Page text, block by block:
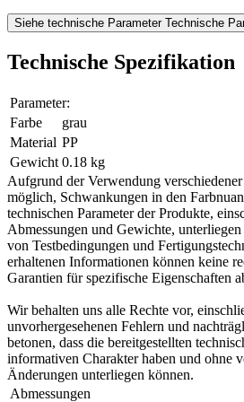
Siehe technische Parameter Technische
Technische Spezifikation
Parameter:
Farbe
grau
Material PP
Gewicht 0.18 kg
Aufgrund der Verwendung
möglich, Schwankungen in den
technischen Parameter der Produkte,
Abmessungen und Gewichte,
von Testbedingungen und
erhaltenen Informationen können keine
Garantien für spezifische Eigenschaften
Wir behalten uns alle Rechte vor,
unvorhergesehenen Fehlern und
betonen, dass die bereitgestellten
informativen Charakter haben und ohne
Änderungen unterliegen können.
Abmessungen